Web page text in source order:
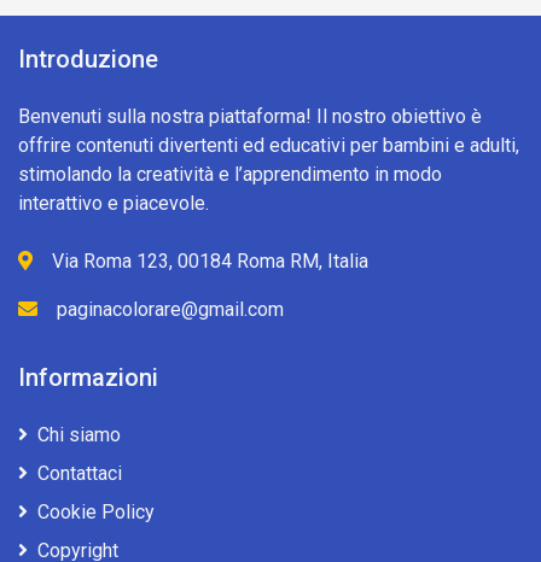
Introduzione
Benvenuti sulla nostra piattaforma! Il nostro obiettivo è
offrire contenuti divertenti ed educativi per bambini e adulti,
stimolando la creatività e l’apprendimento in modo
interattivo e piacevole.
Via Roma 123, 00184 Roma RM, Italia
paginacolorare@gmail.com
Informazioni
Chi siamo
Contattaci
Cookie Policy
Copyright